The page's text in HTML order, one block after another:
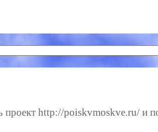
http://poiskvmoskve.ru/ и